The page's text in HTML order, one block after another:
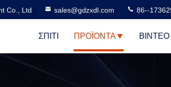
Co., Ltd sales@gdzxdl.com 86--
ΣΠΊΤΙ ΠΡΟΪΌΝΤΑ ΒΊΝΤΕΟ